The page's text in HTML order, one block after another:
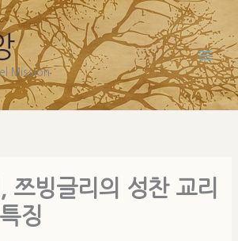
Mission
쯔빙글리의 성찬 교리
징